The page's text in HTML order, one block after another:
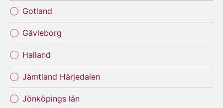
Gotland
Gävleborg
Halland
Jämtland Härjedalen
Jönköpings län